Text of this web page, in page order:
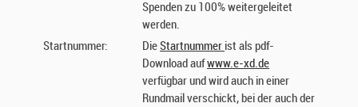
Spenden zu 100% weitergeleitet
werden.
Startnummer:
DieStartnummer ist als pdf-
Download aufwww.e-xd.de
verfügbar und wird auch in einer
Rundmail verschickt, bei der auch der